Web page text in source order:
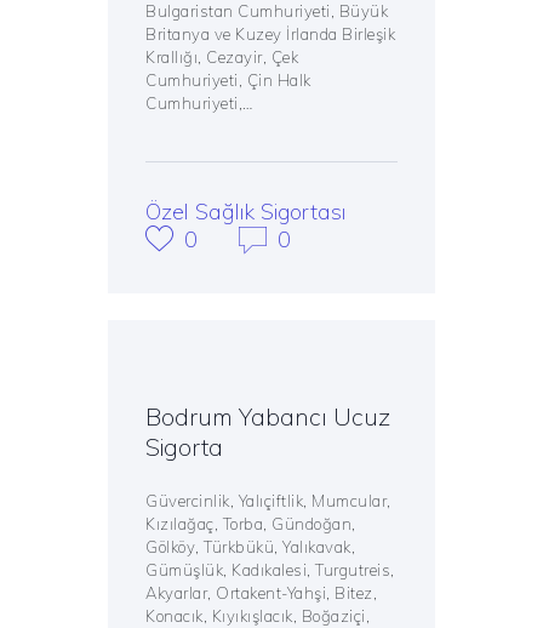
Bulgaristan Cumhuriyeti, Büyük
Britanya ve Kuzey İrlanda Birleşik
Krallığı, Cezayir, Çek
Cumhuriyeti, Çin Halk
Cumhuriyeti,…
Özel Sağlık Sigortası
0
0
Bodrum Yabancı Ucuz
Sigorta
Güvercinlik, Yalıçiftlik, Mumcular,
Kızılağaç, Torba, Gündoğan,
Gölköy, Türkbükü, Yalıkavak,
Gümüşlük, Kadıkalesi, Turgutreis,
Akyarlar, Ortakent-Yahşi, Bitez,
Konacık, Kıyıkışlacık, Boğaziçi,